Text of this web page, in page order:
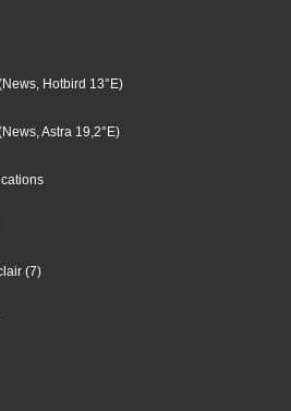
Hotbird 13°E)
Astra 19,2°E)
(7)